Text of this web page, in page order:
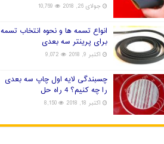
جولای 26, 2018 10,769
انواع تسمه ها و نحوه انتخاب تسمه
برای پرینتر سه بعدی
اکتبر 9, 2018 9,072
چسبندگی لایه اول چاپ سه بعدی
را چه کنیم؟ 4 راه حل
اکتبر 18, 2018 8,150